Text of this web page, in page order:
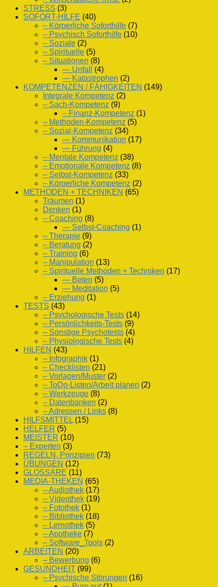
STRESS (3)
SOFORT-HILFE (40)
– Körperliche Soforthilfe (7)
– Psychisch Soforthilfe (10)
– Soziale (2)
– Spirituelle (5)
– Situationen (8)
— Unfall
(4)
— Katastrophen (2)
KOMPETENZEN / FÄHIGKEITEN (149)
Integrale Kompetenz (2)
– Sach-Kompetenz (9)
– Finanz-Kompetenz (1)
– Methoden-Kompetenz (5)
– Sozial-Kompetenz (34)
— Kommunikation (17)
— Führung (4)
– Mentale Kompetenz (38)
– Emotionale Kompetenz (8)
– Selbst-Kompetenz (33)
– Körperliche Kompetenz (2)
METHODEN + TECHNIKEN (65)
Träumen (1)
Denken (1)
– Coaching (8)
— Selbst-Coaching (1)
– Therapie (9)
– Beratung (2)
– Training (6)
– Manipulation (13)
– Spirituelle Methoden + Techniken (17)
— Beten (5)
— Meditation (5)
– Erziehung (1)
TESTS (43)
– Psychologische Tests (14)
– Persönlichkeits-Tests (9)
– Sonstige Psychotests (4)
– Physiologische Tests (4)
HILFEN (43)
– Infographik (1)
– Checklisten (21)
– Vorlagen/Muster (2)
– ToDo-Listen/Arbeit planen (2)
– Werkzeuge (8)
– Datenbanken (2)
– Adressen / Links (8)
HILFSMITTEL (15)
HELFER (5)
MEISTER (10)
– Experten (3)
REGELN, Prinzipien (73)
ÜBUNGEN (12)
GLOSSARE (11)
MEDIA-THEKEN (65)
– Audiothek (17)
– Videothek (19)
– Fotothek (1)
– Bibliothek (18)
– Lernothek (5)
– Apotheke (7)
– Software_Tools (2)
ARBEITEN (20)
– Bewerbung (6)
GESUNDHEIT (99)
– Psychische Störungen (16)